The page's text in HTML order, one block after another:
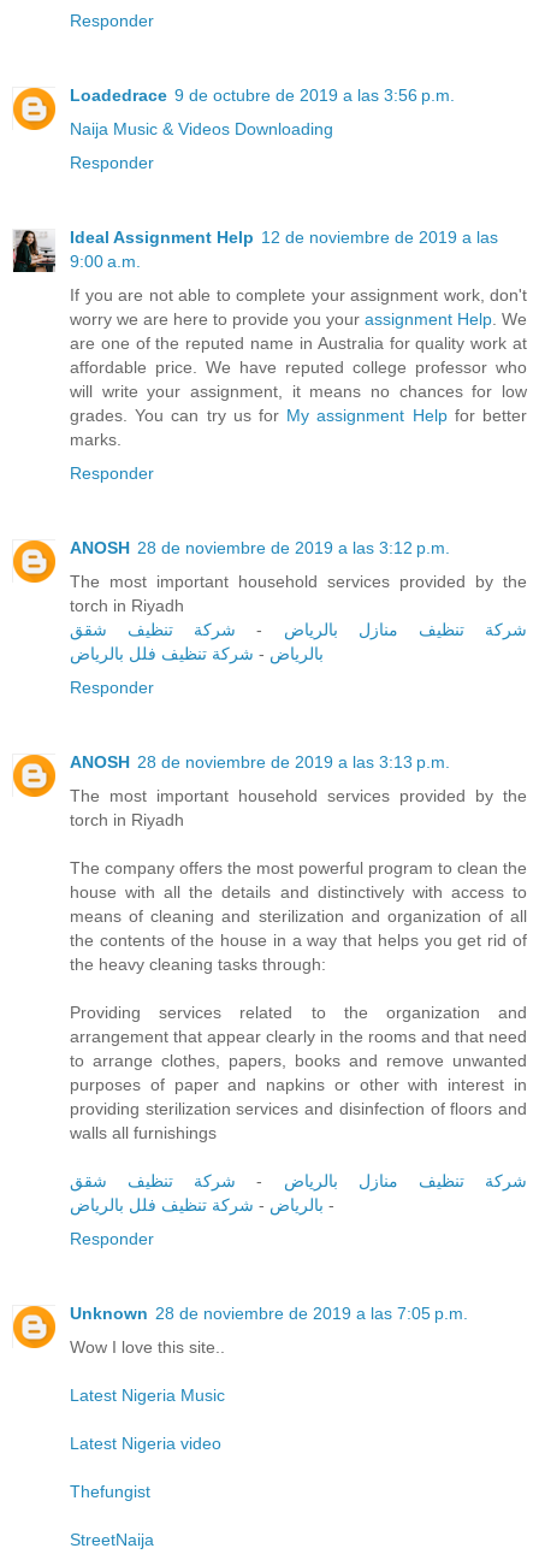
Responder
Loadedrace 9 de octubre de 2019 a las 3:56 p.m.
Naija Music & Videos Downloading
Responder
Ideal Assignment Help 12 de noviembre de 2019 a las
9:00 a.m.
If you are not able to complete your assignment work, don't
worry we are here to provide you your assignment Help. We
are one of the reputed name in Australia for quality work at
affordable price. We have reputed college professor who
will write your assignment, it means no chances for low
grades. You can try us for My assignment Helpfor better
marks.
Responder
ANOSH 28 de noviembre de 2019 a las 3:12 p.m.
The most important household services provided by the
torch in Riyadh
شركة تنظيف منازل بالرياض - شركة تنظيف شقق
بالرياض - شركة تنظيف فلل بالرياض
Responder
ANOSH 28 de noviembre de 2019 a las 3:13 p.m.
The most important household services provided by the
torch in Riyadh
The company offers the most powerful program to clean the
house with all the details and distinctively with access to
means of cleaning and sterilization and organization of all
the contents of the house in a way that helps you get rid of
the heavy cleaning tasks through:
Providing services related to the organization and
arrangement that appear clearly in the rooms and that need
to arrange clothes, papers, books and remove unwanted
purposes of paper and napkins or other with interest in
providing sterilization services and disinfection of floors and
walls all furnishings
شركة تنظيف منازل بالرياض - شركة تنظيف شقق
بالرياض - شركة تنظيف فلل بالرياض
-
Responder
Unknown 28 de noviembre de 2019 a las 7:05 p.m.
Wow I love this site..
Latest Nigeria Music
Latest Nigeria video
Thefungist
StreetNaija